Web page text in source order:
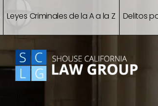
Leyes Criminales de la A a la Z Delitos